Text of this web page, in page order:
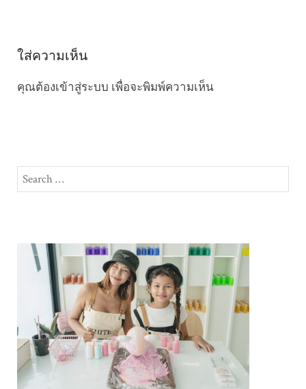
ใส่ความเห็น
คุณต้องเข้าสู่ระบบ เพื่อจะพิมพ์ความเห็น
Search
for: